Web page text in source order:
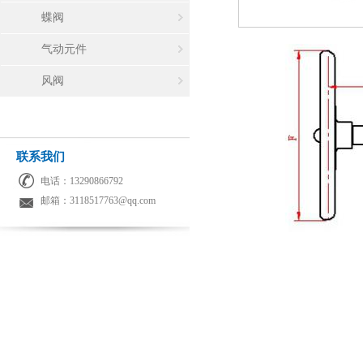
蝶阀
气动元件
风阀
联系我们
电话：13290866792
邮箱：3118517763@qq.com